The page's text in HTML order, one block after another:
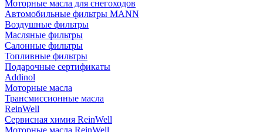
Моторные масла для снегоходов
Автомобильные фильтры MANN
Воздушные фильтры
Масляные фильтры
Салонные фильтры
Топливные фильтры
Подарочные сертификаты
Addinol
Моторные масла
Трансмиссионные масла
ReinWell
Сервисная химия ReinWell
Моторные масла ReinWell